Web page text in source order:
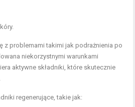
z problemami takimi jak podrażnienia po
niekorzystnymi warunkami
aktywne składniki, które skutecznie
regenerujące, takie jak: